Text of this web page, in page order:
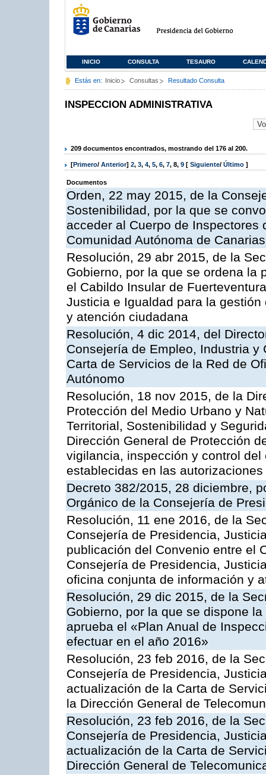
INICIO CONSULTA TESAURO
Estás en: Inicio Consultas Resultado Consulta
INSPECCION ADMINISTRATIVA
209 documentos encontrados, mostrando del 176 al 200.
[Primero/ Anterior] 2, 3, 4, 5, 6, 7, 8, 9 [ Siguiente/ Último ]
Documentos
Orden, 22 may 2015, de la
Sostenibilidad, por la que se
acceder al Cuerpo de
Comunidad Autónoma de Canarias
Resolución, 29 abr 2015, de la
Gobierno, por la que se ordena la
el Cabildo Insular de
Justicia e Igualdad para la
y atención ciudadana
Resolución, 4 dic 2014, del
Consejería de Empleo, Industria
Carta de Servicios de la Red de
Autónomo
Resolución, 18 nov 2015, de la
Protección del Medio Urbano y
Territorial, Sostenibilidad y
Dirección General de Protección
vigilancia, inspección y control
establecidas en las
Decreto 382/2015, 28 diciembre,
Orgánico de la Consejería de
Resolución, 11 ene 2016, de la
Consejería de Presidencia,
publicación del Convenio entre el
Consejería de Presidencia,
oficina conjunta de información y
Resolución, 29 dic 2015, de la
Gobierno, por la que se dispone
aprueba el «Plan Anual de
efectuar en el año 2016»
Resolución, 23 feb 2016, de la
Consejería de Presidencia,
actualización de la Carta de
la Dirección General de
Resolución, 23 feb 2016, de la
Consejería de Presidencia,
actualización de la Carta de
Dirección General de